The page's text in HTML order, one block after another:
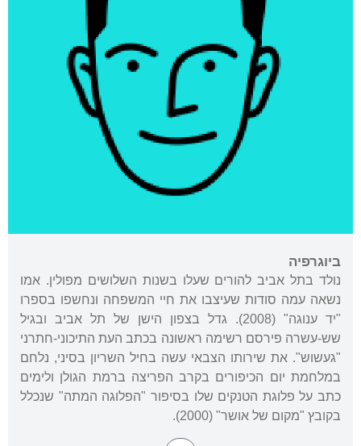
ביוגרפיה
נולד בתל אביב להורים שעלו בשנות השלושים מפולין. אמו
נשאה עמה סודות שעיצבו את חיי המשפחה ונחשפו בספרו
"יד ענוגה" (2008). גדל בצפון הישן של תל אביב ובגיל
שש-עשרה פירסם רשימה ראשונה בכתב העת התיכוני-חתרני
"געשוש". את שירותו הצבאי עשה בחיל השריון בסיני, נלחם
במלחמת יום הכיפורים בקרב הפריצה ברמת הגולן ולימים
כתב על פלוגת הטנקים שלו בסיפור "הפלוגה המתה" שנכלל
בקובץ "מקום של אושר" (2000).